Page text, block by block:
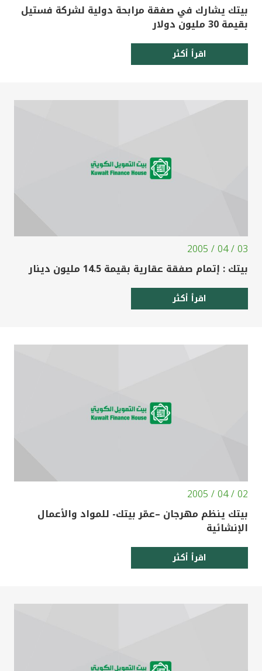
بيتك يشارك في صفقة مرابحة دولية لشركة فستيل
بقيمة 30 مليون دولار
اقرأ أكثر
03 / 04 / 2005
بيتك : إتمام صفقة عقارية بقيمة 14.5 مليون دينار
اقرأ أكثر
02 / 04 / 2005
بيتك ينظم مهرجان –عمّر بيتك- للمواد والأعمال
الإنشائية
اقرأ أكثر